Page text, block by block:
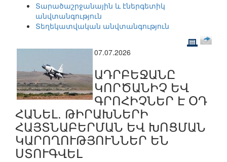
Տարածաշրջանային և էներգետիկ
անվտանգություն
Տեղեկատվական անվտանգություն
07.07.2026
ԱԴՐԲԵՋԱՆԸ
ԿՈՐԾԱՆԻՉ ԵՎ
ԳՐՈՀԻՉՆԵՐ Է ՕԴ
ՀԱՆԵԼ. ԹԻՐԱԽՆԵՐԻ
ՀԱՅՏՆԱԲԵՐՄԱՆ ԵՎ ԽՈՑՄԱՆ
ԿԱՐՈՂՈՒԹՅՈՒՆՆԵՐ ԵՆ
ՍՏՈՒԳՎԵԼ